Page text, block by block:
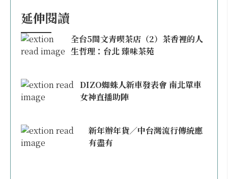
延伸閱讀
全台5間文青喫茶店（2）茶香裡的人
生哲理：台北 臻味茶苑
DIZO蜘蛛人新車發表會 南北單車
女神直播助陣
新年辦年貨／中台灣流行傳統應
有盡有